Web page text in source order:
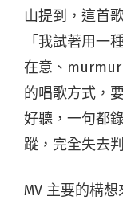
山提到，這首
「我試著用一
在意、
的唱歌方式，
好聽，一句都
蹤，完全失去
MV 主要的構